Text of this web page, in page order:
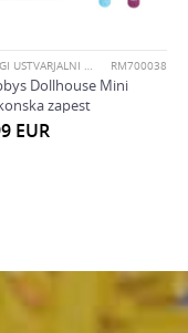
DRUGI USTVARJALNI KOMPLETI RM700038
Dollhouse Mini
zapest
EUR